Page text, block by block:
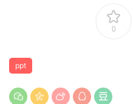
0
ppt